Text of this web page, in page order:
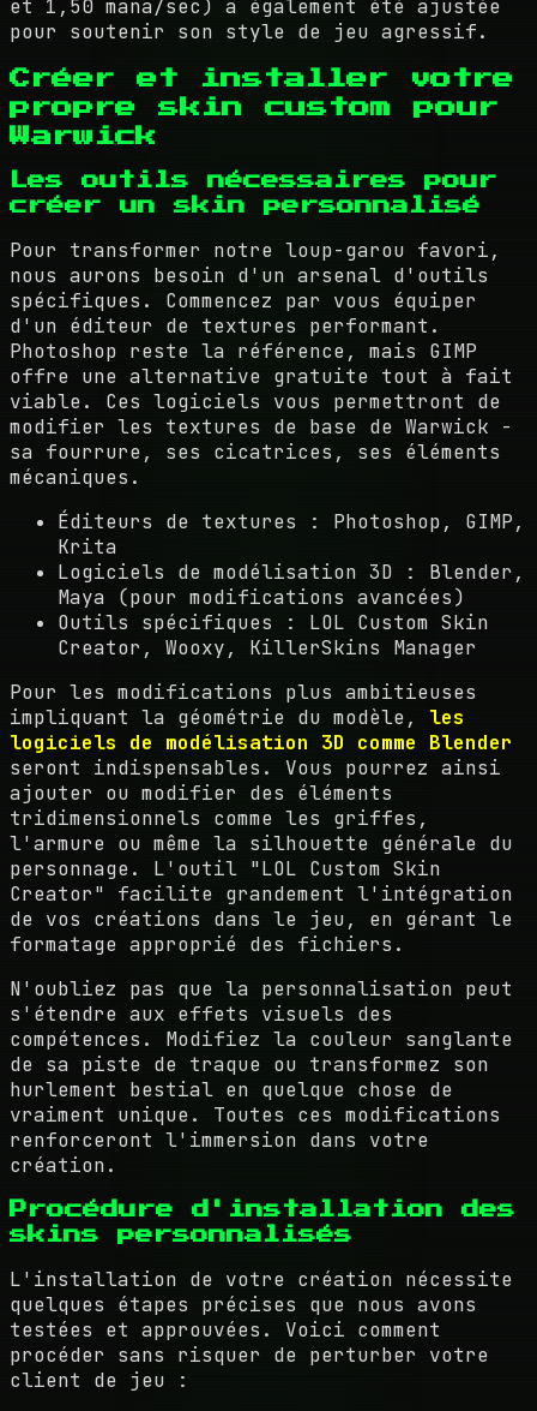
et 1,50 mana/sec) a également été ajustée
pour soutenir son style de jeu agressif.
Créer et installer votre
propre skin custom pour
Warwick
Les outils nécessaires pour
créer un skin personnalisé
Pour transformer notre loup-garou favori,
nous aurons besoin d'un arsenal d'outils
spécifiques. Commencez par vous équiper
d'un éditeur de textures performant.
Photoshop reste la référence, mais GIMP
offre une alternative gratuite tout à fait
viable. Ces logiciels vous permettront de
modifier les textures de base de Warwick -
sa fourrure, ses cicatrices, ses éléments
mécaniques.
Éditeurs de textures : Photoshop, GIMP,
Krita
Logiciels de modélisation 3D : Blender,
Maya (pour modifications avancées)
Outils spécifiques : LOL Custom Skin
Creator, Wooxy, KillerSkins Manager
Pour les modifications plus ambitieuses
impliquant la géométrie du modèle, les
logiciels de modélisation 3D comme Blender
seront indispensables. Vous pourrez ainsi
ajouter ou modifier des éléments
tridimensionnels comme les griffes,
l'armure ou même la silhouette générale du
personnage. L'outil "LOL Custom Skin
Creator" facilite grandement l'intégration
de vos créations dans le jeu, en gérant le
formatage approprié des fichiers.
N'oubliez pas que la personnalisation peut
s'étendre aux effets visuels des
compétences. Modifiez la couleur sanglante
de sa piste de traque ou transformez son
hurlement bestial en quelque chose de
vraiment unique. Toutes ces modifications
renforceront l'immersion dans votre
création.
Procédure d'installation des
skins personnalisés
L'installation de votre création nécessite
quelques étapes précises que nous avons
testées et approuvées. Voici comment
procéder sans risquer de perturber votre
client de jeu :